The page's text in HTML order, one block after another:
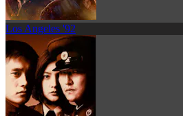
Los Angeles '92